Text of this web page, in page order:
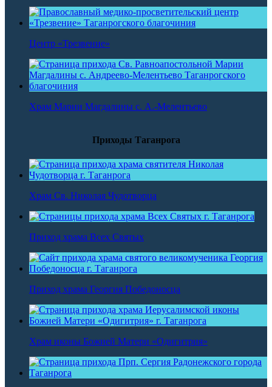
Центр «Трезвение»
Храм Марии Магдалины с. А.-Мелентьево
Приходы Таганрога
Храм Св. Николая Чудотворца
Приход храма Всех Святых
Приход храма Георгия Победоносца
Храм иконы Божией Матери «Одигитрия»